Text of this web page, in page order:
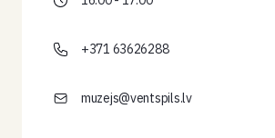
+371 63626288
muzejs@ventspils.lv